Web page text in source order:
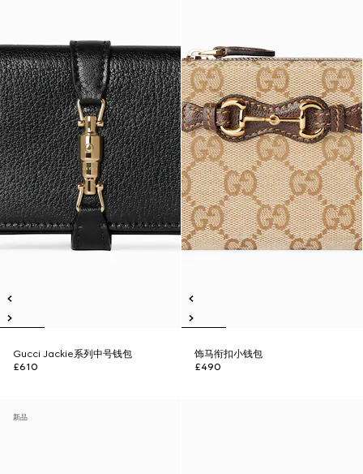
Gucci Jackie系列中号钱包
£610
饰马衔扣小钱包
£490
新品